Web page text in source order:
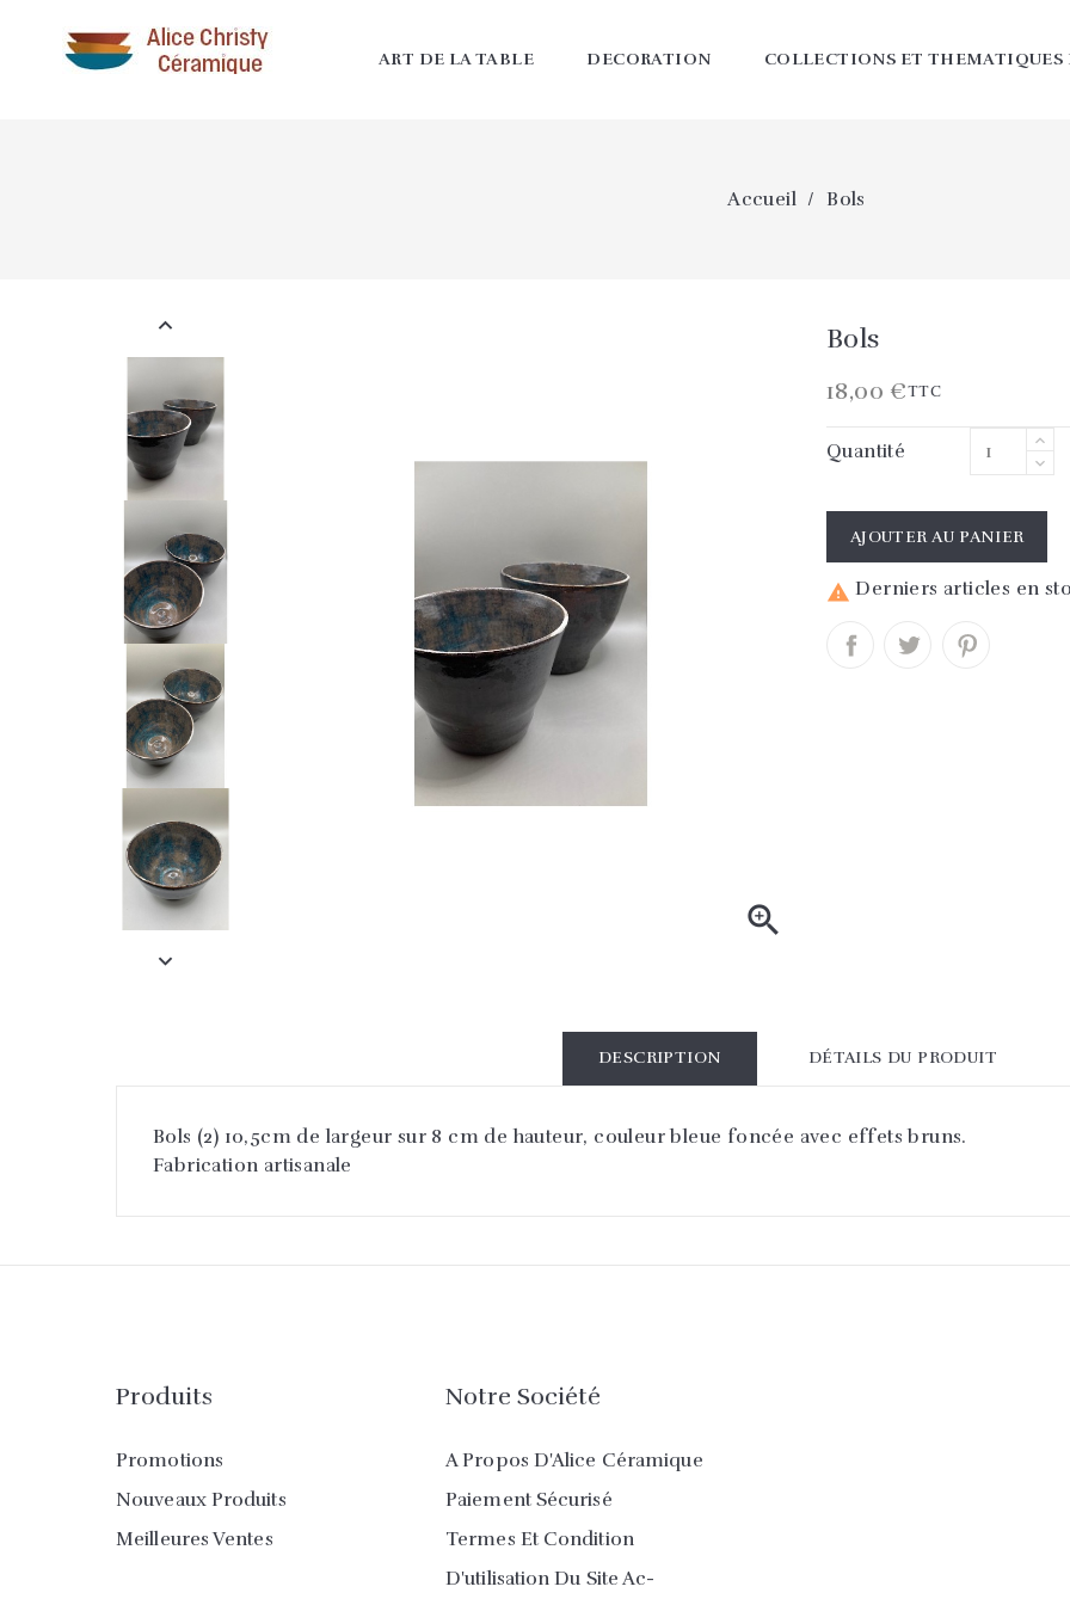
ART DE LA TABLE DECORATION COLLECTIONS ET THEMATIQUES
Accueil Bols

Bols
18,00 €TTC
Quantité
AJOUTER AU PANIER
 Derniers articles en
DESCRIPTION DÉTAILS DU PRODUIT
Bols (2) 10,5cm de largeur sur 8 cm de hauteur, couleur bleue foncée avec effets bruns.
Fabrication artisanale
Produits
Promotions
Nouveaux Produits
Meilleures Ventes
Notre Société
A Propos D'Alice Céramique
Paiement Sécurisé
Termes Et Condition
D'utilisation Du Site Ac-